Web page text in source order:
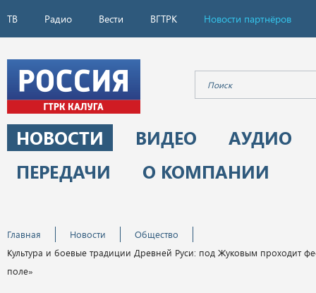
ТВ Радио Вести ВГТРК Новости партнёров
НОВОСТИ ВИДЕО
АУДИО
ПЕРЕДАЧИ
О КОМПАНИИ
Главная Новости
Общество
Культура и боевые традиции Древней Руси: под Жуковым проходит
поле»